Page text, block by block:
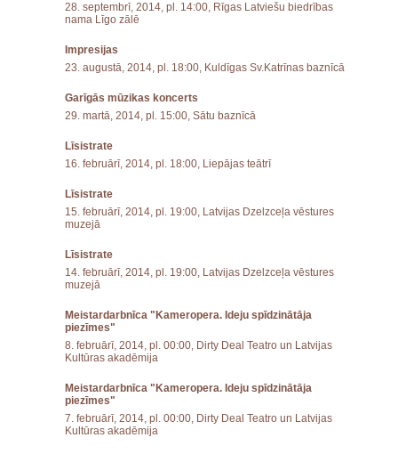
28. septembrī, 2014, pl. 14:00, Rīgas Latviešu biedrības
nama Līgo zālē
Impresijas
23. augustā, 2014, pl. 18:00, Kuldīgas Sv.Katrīnas baznīcā
Garīgās mūzikas koncerts
29. martā, 2014, pl. 15:00, Sātu baznīcā
Līsistrate
16. februārī, 2014, pl. 18:00, Liepājas teātrī
Līsistrate
15. februārī, 2014, pl. 19:00, Latvijas Dzelzceļa vēstures
muzejā
Līsistrate
14. februārī, 2014, pl. 19:00, Latvijas Dzelzceļa vēstures
muzejā
Meistardarbnīca "Kameropera. Ideju spīdzinātāja
piezīmes"
8. februārī, 2014, pl. 00:00, Dirty Deal Teatro un Latvijas
Kultūras akadēmija
Meistardarbnīca "Kameropera. Ideju spīdzinātāja
piezīmes"
7. februārī, 2014, pl. 00:00, Dirty Deal Teatro un Latvijas
Kultūras akadēmija